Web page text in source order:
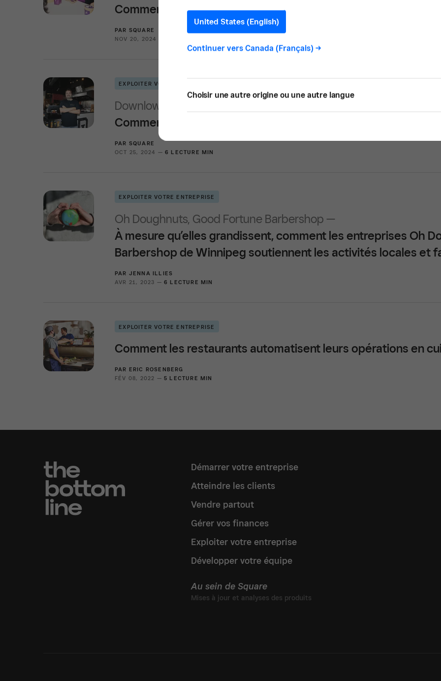
Comment Oakberry s’est étendu à 700 emplacements et est
PAR SQUARE
NOV 20, 2024 —
EXPLOITER VOTRE ENTREPRISE
Downlow Chicken Shack —
Comment Downlow Chicken Shack optimise ses opérations
PAR SQUARE
OCT 25, 2024 — 6 LECTURE MIN
EXPLOITER VOTRE ENTREPRISE
Oh Doughnuts, Good Fortune Barbershop —
À mesure qu’elles grandissent, comment les entreprises Oh
Barbershop de Winnipeg soutiennent les activités locales et
PAR JENNA ILLIES
AVR 21, 2023 — 6 LECTURE MIN
EXPLOITER VOTRE ENTREPRISE
Comment les restaurants automatisent leurs opérations en
PAR ERIC ROSENBERG
FÉV 08, 2022 — 5 LECTURE MIN
Démarrer votre entreprise
Atteindre les clients
Vendre partout
Gérer vos finances
Exploiter votre entreprise
Développer votre équipe
Au sein de Square
United States (English)
Continuer vers Canada (Français) ->
Choisir une autre origine ou une autre langue